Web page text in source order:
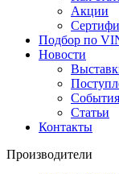
Акции
Подбор по
Новости
Статьи
Контакты
Производители